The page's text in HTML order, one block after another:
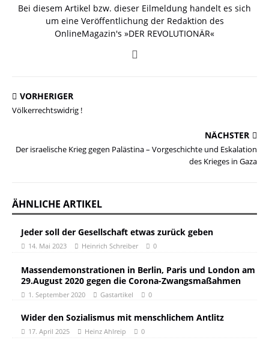
Bei diesem Artikel bzw. dieser Eilmeldung handelt es sich
um eine Veröffentlichung der Redaktion des
OnlineMagazin's »DER REVOLUTIONÄR«
VORHERIGER
Völkerrechtswidrig !
NÄCHSTER
Der israelische Krieg gegen Palästina – Vorgeschichte und Eskalation
des Krieges in Gaza
ÄHNLICHE ARTIKEL
Jeder soll der Gesellschaft etwas zurück geben
14. Mai 2023 Heinrich Schreiber 0
Massendemonstrationen in Berlin, Paris und London am
29.August 2020 gegen die Corona-Zwangsmaßahmen
1. September 2020 Gastartikel 0
Wider den Sozialismus mit menschlichem Antlitz
17. April 2025 Heinz Ahlreip 0